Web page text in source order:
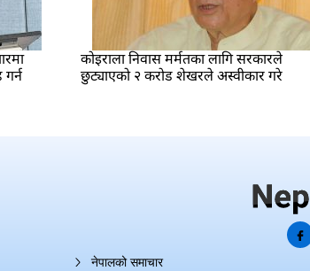
कोइराला निवास मर्मतका लागि सरकारले
छुट्याएको २ करोड शेखरले अस्वीकार गरे
नेपालको समाचार